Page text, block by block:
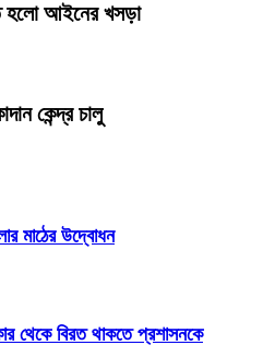
হলো আইনের খসড়া
কেন্দ্র চালু
মাঠের উদ্বোধন
থেকে বিরত থাকতে প্রশাসনকে